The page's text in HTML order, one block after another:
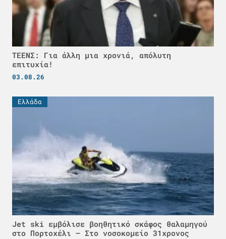
ΤΕΕΝΣ: Για άλλη μια χρονιά, απόλυτη
επιτυχία!
03.08.26
Ελλάδα
Jet ski εμβόλισε βοηθητικό σκάφος θαλαμηγού
στο Πορτοχέλι – Στο νοσοκομείο 31χρονος